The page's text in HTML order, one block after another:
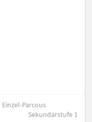
Einzel-Parcous
Sekundarstufe 1